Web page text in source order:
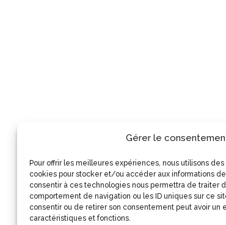
Gérer le
Pour offrir les meilleures expériences, nous utilisons
cookies pour stocker et/ou accéder aux informations
consentir à ces technologies nous permettra de traiter
comportement de navigation ou les ID uniques sur ce
consentir ou de retirer son consentement peut avoir un
caractéristiques et fonctions.